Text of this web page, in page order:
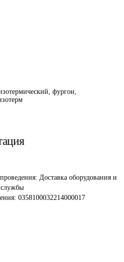
фургон,
Доставка оборудования и
службы
0358100032214000017